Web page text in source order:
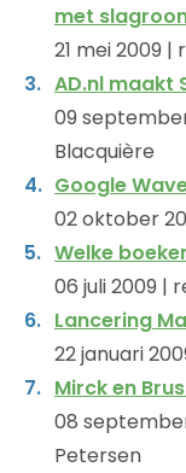
met
21 mei 2009 |
AD.nl maakt
09
Blacquière
Google
02 oktober
Welke
06 juli 2009 |
Lancering
22 januari
Mirck en
08
Petersen